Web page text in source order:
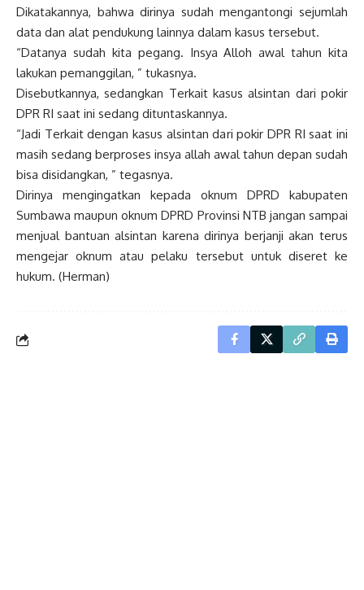
Dikatakannya, bahwa dirinya sudah mengantongi sejumlah
data dan alat pendukung lainnya dalam kasus tersebut.
“Datanya sudah kita pegang. Insya Alloh awal tahun kita
lakukan pemanggilan, ” tukasnya.
Disebutkannya, sedangkan Terkait kasus alsintan dari pokir
DPR RI saat ini sedang dituntaskannya.
“Jadi Terkait dengan kasus alsintan dari pokir DPR RI saat ini
masih sedang berproses insya allah awal tahun depan sudah
bisa disidangkan, ” tegasnya.
Dirinya mengingatkan kepada oknum DPRD kabupaten
Sumbawa maupun oknum DPRD Provinsi NTB jangan sampai
menjual bantuan alsintan karena dirinya berjanji akan terus
mengejar oknum atau pelaku tersebut untuk diseret ke
hukum. (Herman)